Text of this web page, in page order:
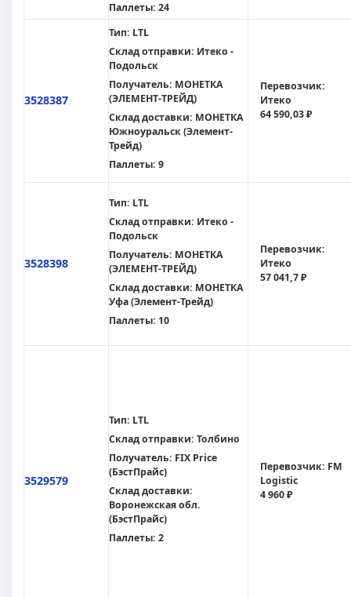
Паллеты: 24
3528387
Тип: LTL
Склад отправки: Итеко -
Подольск
Получатель: МОНЕТКА
(ЭЛЕМЕНТ-ТРЕЙД)
Склад доставки: МОНЕТКА
Южноуральск (Элемент-
Трейд)
Паллеты: 9
Перевозчик:
Итеко
64 590,03 ₽
3528398
Тип: LTL
Склад отправки: Итеко -
Подольск
Получатель: МОНЕТКА
(ЭЛЕМЕНТ-ТРЕЙД)
Склад доставки: МОНЕТКА
Уфа (Элемент-Трейд)
Паллеты: 10
Перевозчик:
Итеко
57 041,7 ₽
3529579
Тип: LTL
Склад отправки: Толбино
Получатель: FIX Price
(БэстПрайс)
Склад доставки:
Воронежская обл.
(БэстПрайс)
Паллеты: 2
Перевозчик: FM
Logistic
4 960 ₽